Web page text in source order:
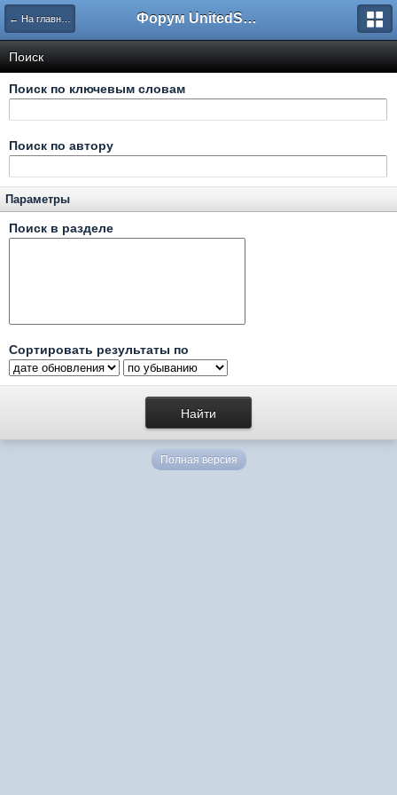
← На главную Форум UnitedSouth
Поиск
Поиск по ключевым словам
Поиск по автору
Параметры
Поиск в разделе
Сортировать результаты по
Полная версия